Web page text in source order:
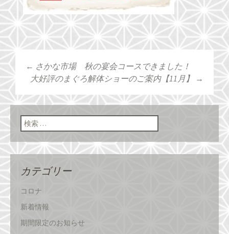
投稿ナビゲーショ
ン
← さかな市場 秋の宴会コースできました！
大好評のまぐろ解体ショーのご案内【11月】
→
検索:
カテゴリー
コロナ
新着情報
期間限定のお知らせ